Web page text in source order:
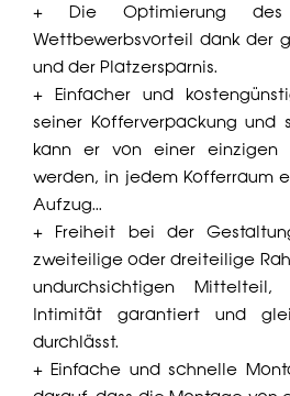
+ Die Optimierung des
Wettbewerbsvorteil dank der
und der Platzersparnis.
+ Einfacher und
seiner Kofferverpackung und
kann er von einer einzigen
werden, in jedem Kofferraum
Aufzug...
+ Freiheit bei der
zweiteilige oder dreiteilige
undurchsichtigen
Intimität garantiert und
durchlässt.
+ Einfache und schnelle